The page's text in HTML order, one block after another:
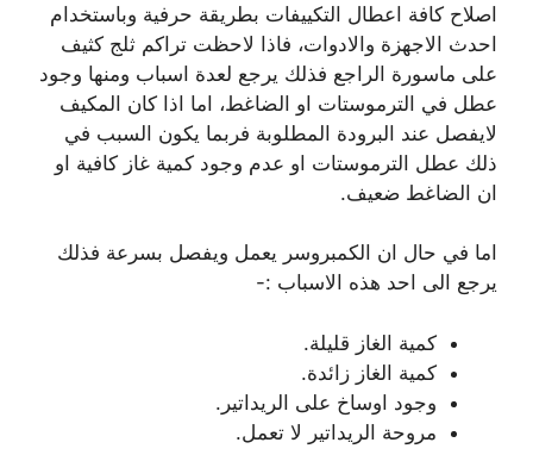
اصلاح كافة اعطال التكييفات بطريقة حرفية وباستخدام
احدث الاجهزة والادوات، فاذا لاحظت تراكم ثلج كثيف
على ماسورة الراجع فذلك يرجع لعدة اسباب ومنها وجود
عطل في الترموستات او الضاغط، اما اذا كان المكيف
لايفصل عند البرودة المطلوبة فربما يكون السبب في
ذلك عطل الترموستات او عدم وجود كمية غاز كافية او
ان الضاغط ضعيف.
اما في حال ان الكمبروسر يعمل ويفصل بسرعة فذلك
يرجع الى احد هذه الاسباب :-
كمية الغاز قليلة.
كمية الغاز زائدة.
وجود اوساخ على الريداتير.
مروحة الريداتير لا تعمل.